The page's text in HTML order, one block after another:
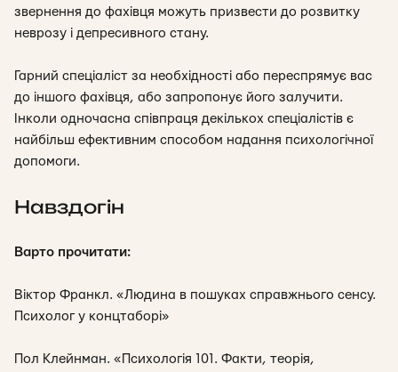
звернення до фахівця можуть призвести до розвитку
неврозу і депресивного стану.
Гарний спеціаліст за необхідності або переспрямує вас
до іншого фахівця, або запропонує його залучити.
Інколи одночасна співпраця декількох спеціалістів є
найбільш ефективним способом надання психологічної
допомоги.
Навздогін
Варто прочитати:
Вiктор Франкл. «Людина в пошуках справжнього сенсу.
Психолог у концтаборі»
Пол Клейнман. «Психологія 101. Факти, теорія,